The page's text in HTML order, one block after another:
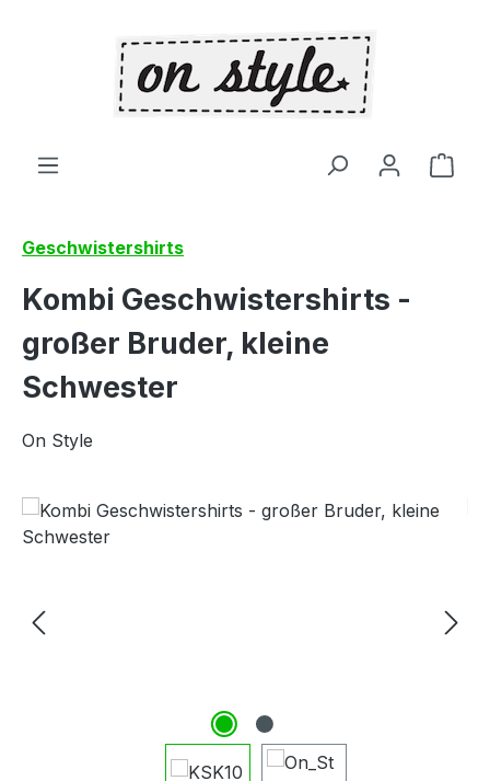
Geschwistershirts
Kombi Geschwistershirts -
großer Bruder, kleine
Schwester
On Style
Bildergalerie überspringen